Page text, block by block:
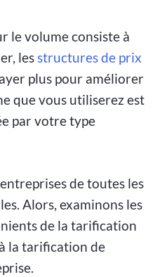
le volume consiste à
lesstructures de prix
plus pour améliorer
que vous utiliserez est
par votre type
de toutes les
Alors, examinons les
de la tarification
la tarification de